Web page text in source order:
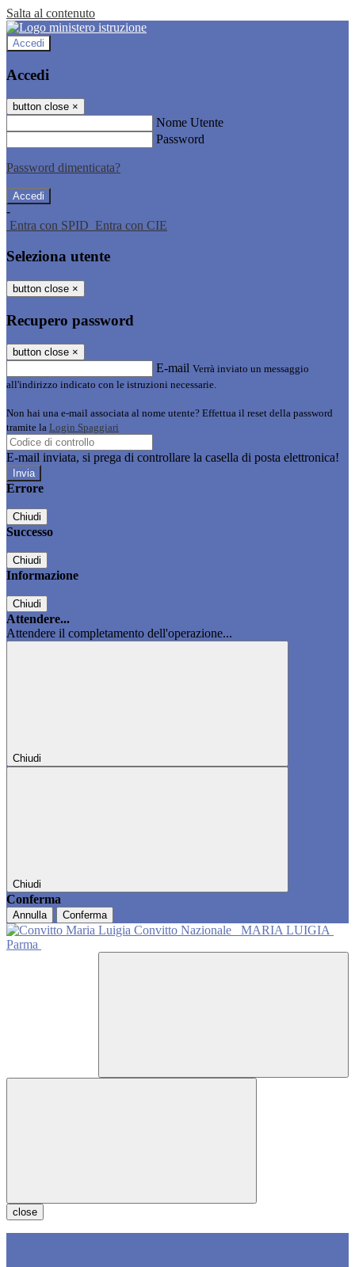
Salta al contenuto
Accedi
Accedi
button close ×
Nome Utente
Password
Password dimenticata?
-
Entra con SPID Entra con CIE
Seleziona utente
button close ×
Recupero password
button close ×
E-mail Verrà inviato un messaggio
all'indirizzo indicato con le istruzioni necessarie.
Non hai una e-mail associata al nome utente? Effettua il reset della password
tramite la Login Spaggiari
E-mail inviata, si prega di controllare la casella di posta elettronica!
Errore
Chiudi
Successo
Chiudi
Informazione
Chiudi
Attendere...
Attendere il completamento dell'operazione...
Chiudi
Chiudi
Conferma
Annulla Conferma
Convitto Nazionale
MARIA LUIGIA
Parma
close